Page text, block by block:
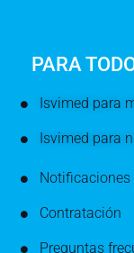
PARA
Isvimed para
Isvimed para
Contratación
Preguntas